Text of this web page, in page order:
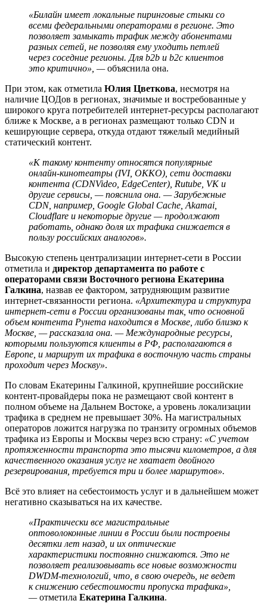
«Билайн имеет локальные пиринговые стыки со
всеми федеральными операторами в регионе. Это
позволяет замыкать трафик между абонентами
разных сетей, не позволяя ему уходить петлей
через соседние регионы. Для b2b и b2c клиентов
это критично», —объяснила она.
При этом, как отметила Юлия Цветкова, несмотря на
наличие ЦОДов в регионах, значимые и востребованные у
широкого круга потребителей интернет-ресурсы располагают
ближе к Москве, а в регионах размещают только CDN и
кеширующие сервера, откуда отдают тяжелый медийный
статический контент.
«К такому контенту относятся популярные
онлайн-кинотеатры (IVI, OKKO), сети доставки
контента (CDNVideo, EdgeCenter), Rutube, VK и
другие сервисы, — пояснила она. — Зарубежные
CDN, например, Google Global Cache, Akamai,
Cloudflare и некоторые другие — продолжают
работать, однако доля их трафика снижается в
пользу российских аналогов».
Высокую степень централизации интернет-сети в России
отметила и директор департамента по работе с
операторами связи Восточного региона Екатерина
Галкина, назвав ее фактором, затрудняющим развитие
интернет-связанности региона. «Архитектура и структура
интернет-сети в России организованы так, что основной
объем контента Рунета находится в Москве, либо близко к
Москве, — рассказала она. — Международные ресурсы,
которыми пользуются клиенты в РФ, располагаются в
Европе, и маршрут их трафика в восточную часть страны
проходит через Москву».
По словам Екатерины Галкиной, крупнейшие российские
контент-провайдеры пока не размещают свой контент в
полном объеме на Дальнем Востоке, а уровень локализации
трафика в среднем не превышает 30%. На магистральных
операторов ложится нагрузка по транзиту огромных объемов
трафика из Европы и Москвы через всю страну: «С учетом
протяженности транспорта это тысячи километров, а для
качественного оказания услуг не хватает двойного
резервирования, требуется три и более маршрутов».
Всё это влияет на себестоимость услуг и в дальнейшем может
негативно сказываться на их качестве.
«Практически все магистральные
оптоволоконные линии в России были построены
десятки лет назад, и их оптические
характеристики постоянно снижаются. Это не
позволяет реализовывать все новые возможности
DWDM-технологий, что, в свою очередь, не ведет
к снижению себестоимости пропуска трафика»,
—отметила Екатерина Галкина.